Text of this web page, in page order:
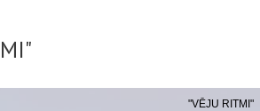
"VĒJU RITMI"